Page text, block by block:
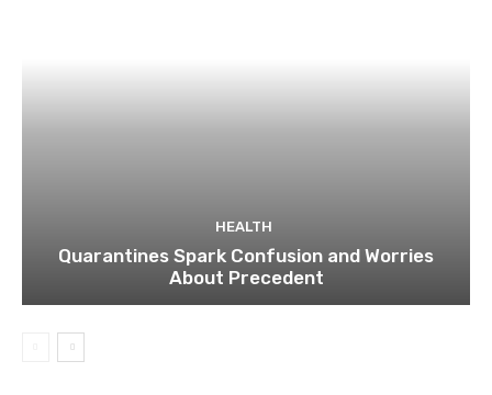
HEALTH
Quarantines Spark Confusion and Worries
About Precedent